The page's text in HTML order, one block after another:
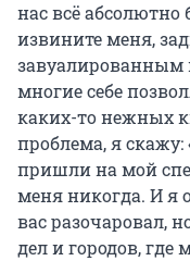
нас всё
извините меня,
завуалированным
многие себе
каких-то нежных
проблема, я скажу:
пришли на мой
меня никогда. И я
вас разочаровал,
дел и городов,